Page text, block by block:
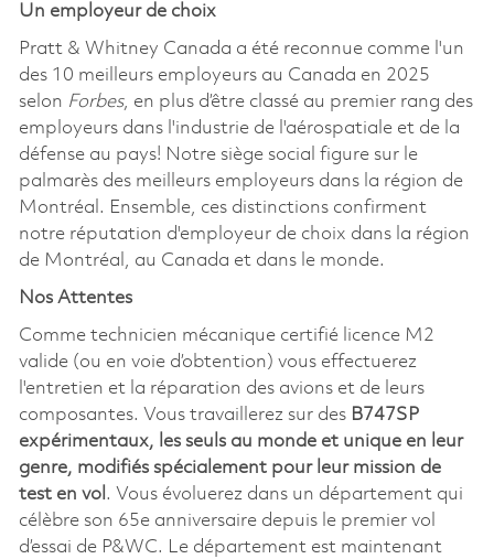
Un employeur de choix
Pratt & Whitney Canada a été reconnue comme l'un
des 10 meilleurs employeurs au Canada en 2025
selon Forbes, en plus d’être classé au premier rang des
employeurs dans l'industrie de l'aérospatiale et de la
défense au pays! Notre siège social figure sur le
palmarès des meilleurs employeurs dans la région de
Montréal. Ensemble, ces distinctions confirment
notre réputation d'employeur de choix dans la région
de Montréal, au Canada et dans le monde.
Nos Attentes
Comme technicien mécanique certifié licence M2
valide (ou en voie d’obtention) vous effectuerez
l'entretien et la réparation des avions et de leurs
composantes. Vous travaillerez sur des B747SP
expérimentaux, les seuls au monde et unique en leur
genre, modifiés spécialement pour leur mission de
test en vol . Vous évoluerez dans un département qui
célèbre son 65e anniversaire depuis le premier vol
d’essai de P&WC. Le département est maintenant